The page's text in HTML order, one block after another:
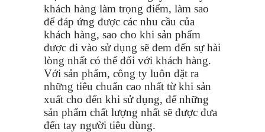
khách hàng làm trọng điểm, làm sao
để đáp ứng được các nhu cầu của
khách hàng, sao cho khi sản phẩm
được đi vào sử dụng sẽ đem đến sự hài
lòng nhất có thể đối với khách hàng.
Với sản phẩm, công ty luôn đặt ra
những tiêu chuẩn cao nhất từ khi sản
xuất cho đến khi sử dụng, để những
sản phẩm chất lượng nhất sẽ được đưa
đến tay người tiêu dùng.